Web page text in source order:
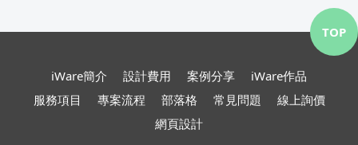
iWare簡介 設計費用 案例分享
iWare作品
服務項目
專案流程 部落格 常見問題
線上詢價
網頁設計
TOP